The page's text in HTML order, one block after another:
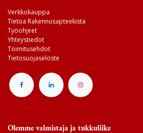
Verkkokauppa
Tietoa Rakennusapteekista
Työohjeet
Yhteystiedot
Toimitusehdot
Tietosuojaseloste
Olemme valmistaja ja tukkuliike